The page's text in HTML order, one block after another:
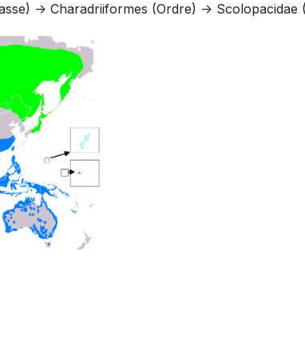
-> Charadriiformes (Ordre) -> Scolopacidae